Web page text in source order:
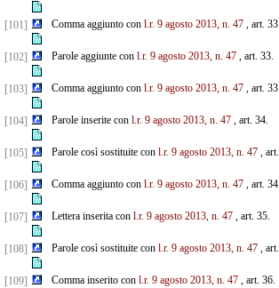
[101] Comma aggiunto con l.r. 9 agosto 2013, n. 47, art. 33.
[102] Parole aggiunte con l.r. 9 agosto 2013, n. 47, art. 33.
[103] Comma aggiunto con l.r. 9 agosto 2013, n. 47, art. 33.
[104] Parole inserite con l.r. 9 agosto 2013, n. 47, art. 34.
[105] Parole così sostituite con l.r. 9 agosto 2013, n. 47,
[106] Comma aggiunto con l.r. 9 agosto 2013, n. 47, art. 34.
[107] Lettera inserita con l.r. 9 agosto 2013, n. 47, art. 35.
[108] Parole così sostituite con l.r. 9 agosto 2013, n. 47,
[109] Comma inserito con l.r. 9 agosto 2013, n. 47, art. 36.